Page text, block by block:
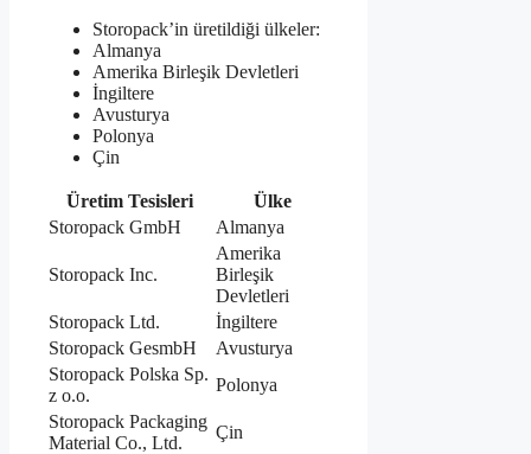
Storopack’in üretildiği ülkeler:
Almanya
Amerika Birleşik Devletleri
İngiltere
Avusturya
Polonya
Çin
Üretim Tesisleri
Ülke
Storopack GmbH
Almanya
Storopack Inc.
Amerika
Birleşik
Devletleri
Storopack Ltd.
İngiltere
Storopack GesmbH
Avusturya
Storopack Polska Sp.
z o.o.
Polonya
Storopack Packaging
Material Co., Ltd.
Çin